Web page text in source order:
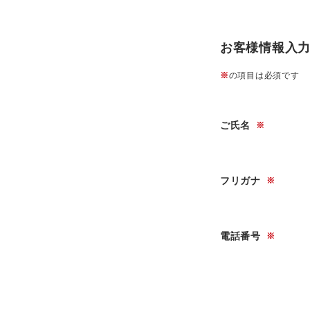
お客様情報入
※の項目は必須です
特集
店舗名
ご氏名 ※
フリガナ ※
電話番号 ※